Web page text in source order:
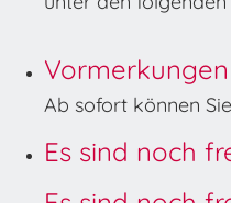
Ab sofort können
Es sind noch